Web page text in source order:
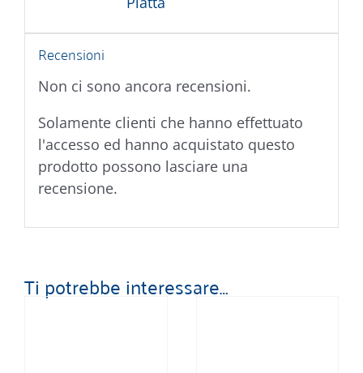
Recensioni
Non ci sono ancora recensioni.
Solamente clienti che hanno effettuato
l'accesso ed hanno acquistato questo
prodotto possono lasciare una
recensione.
Ti potrebbe interessare…